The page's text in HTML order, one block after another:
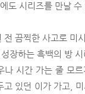
도 시리즈를 만날
전 끔찍한 사고로 미
장하는 흑백의 방
나 시간 가는 줄 모
고 있던 이가 가고,